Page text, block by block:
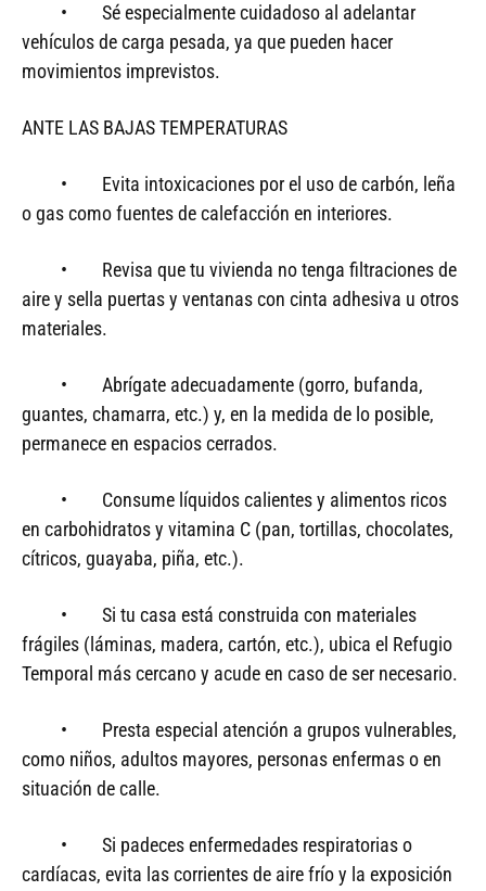
• Sé especialmente cuidadoso al adelantar
vehículos de carga pesada, ya que pueden hacer
movimientos imprevistos.
ANTE LAS BAJAS TEMPERATURAS
• Evita intoxicaciones por el uso de carbón, leña
o gas como fuentes de calefacción en interiores.
• Revisa que tu vivienda no tenga filtraciones de
aire y sella puertas y ventanas con cinta adhesiva u otros
materiales.
• Abrígate adecuadamente (gorro, bufanda,
guantes, chamarra, etc.) y, en la medida de lo posible,
permanece en espacios cerrados.
• Consume líquidos calientes y alimentos ricos
en carbohidratos y vitamina C (pan, tortillas, chocolates,
cítricos, guayaba, piña, etc.).
• Si tu casa está construida con materiales
frágiles (láminas, madera, cartón, etc.), ubica el Refugio
Temporal más cercano y acude en caso de ser necesario.
• Presta especial atención a grupos vulnerables,
como niños, adultos mayores, personas enfermas o en
situación de calle.
• Si padeces enfermedades respiratorias o
cardíacas, evita las corrientes de aire frío y la exposición